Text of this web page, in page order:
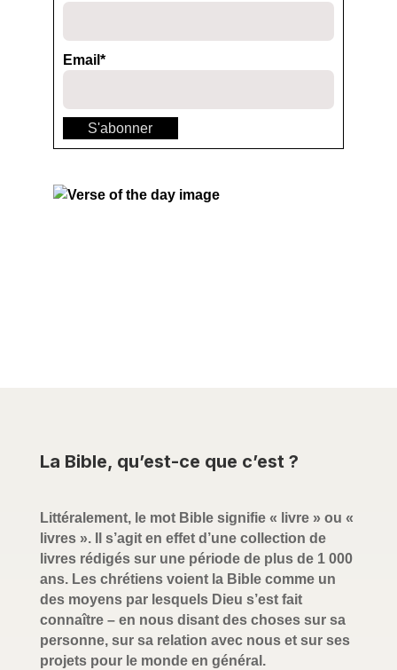
Email*
La Bible, qu’est-ce que c’est ?
Littéralement, le mot Bible signifie « livre » ou «
livres ». Il s’agit en effet d’une collection de
livres rédigés sur une période de plus de 1 000
ans. Les chrétiens voient la Bible comme un
des moyens par lesquels Dieu s’est fait
connaître – en nous disant des choses sur sa
personne, sur sa relation avec nous et sur ses
projets pour le monde en général.